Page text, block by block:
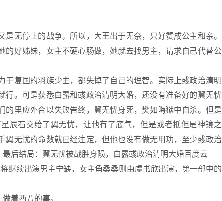
无停止的战争。所以，大王出于无奈，只好赞成公主和亲。
的好姊妹，女主不硬心肠做，她就去找男主，请求自己代替公
于复国的羽族少主，都失掉了自己的理智。实际上彧政治清明
行。可是获悉白露和彧政治清明大婚，还没有准备好的翼无忧
的里应外合以失败告终，翼无忧身死，樊如晦狱中自杀。但是
辰石交给了翼无忧，让他有了底气，但是或者抵但是神镜之
翼无忧的命数就已经注定，但他也没有做无用功，至少彧政治
最后结局：翼无忧被战胜身陨，白露彧政治清明大婚百度云
继续出演男主宁缺，女主角桑桑则由虞书欣出演，第一部中的
着西八的事。